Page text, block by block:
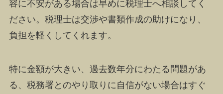
容に不安がある場合は早めに税理士へ相談してく
ださい。税理士は交渉や書類作成の助けになり、
負担を軽くしてくれます。
特に金額が大きい、過去数年分にわたる問題があ
る、税務署とのやり取りに自信がない場合はすぐ